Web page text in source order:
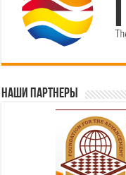
Наши партнеры